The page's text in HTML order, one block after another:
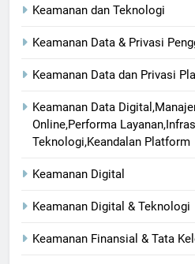
Keamanan dan Teknologi
Keamanan Data & Privasi
Keamanan Data dan Privasi
Keamanan Data
Online,Performa
Teknologi,Keandalan Platform
Keamanan Digital
Keamanan Digital & Teknologi
Keamanan Finansial & Tata